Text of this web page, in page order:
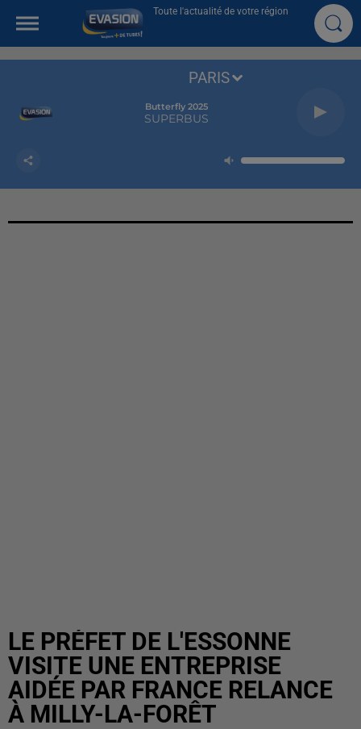
Toute l'actualité de votre région
Butterfly 2025
SUPERBUS
PARIS
LE PRÉFET DE L'ESSONNE
VISITE UNE ENTREPRISE
AIDÉE PAR FRANCE RELANCE
À MILLY-LA-FORÊT